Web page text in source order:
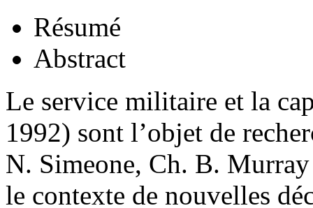
Résumé
Abstract
Le service militaire et la
1992) sont l’objet de
N. Simeone, Ch. B.
le contexte de nouvelles